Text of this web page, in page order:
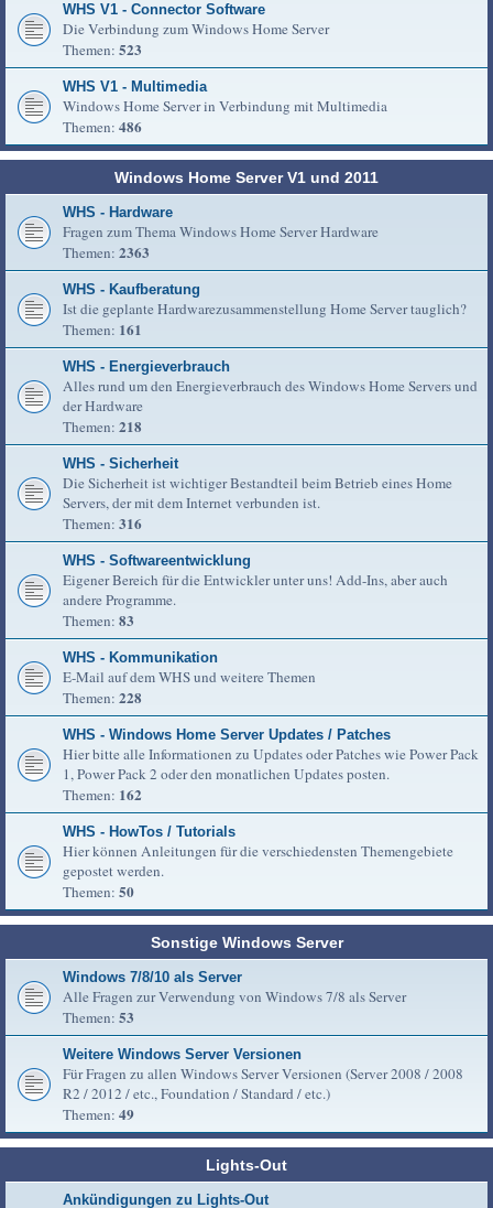
WHS V1 - Connector Software
Die Verbindung zum Windows Home Server
Themen: 523
WHS V1 - Multimedia
Windows Home Server in Verbindung mit Multimedia
Themen: 486
Windows Home Server V1 und 2011
WHS - Hardware
Fragen zum Thema Windows Home Server Hardware
Themen: 2363
WHS - Kaufberatung
Ist die geplante Hardwarezusammenstellung Home Server tauglich?
Themen: 161
WHS - Energieverbrauch
Alles rund um den Energieverbrauch des Windows Home Servers und
der Hardware
Themen: 218
WHS - Sicherheit
Die Sicherheit ist wichtiger Bestandteil beim Betrieb eines Home
Servers, der mit dem Internet verbunden ist.
Themen: 316
WHS - Softwareentwicklung
Eigener Bereich für die Entwickler unter uns! Add-Ins, aber auch
andere Programme.
Themen: 83
WHS - Kommunikation
E-Mail auf dem WHS und weitere Themen
Themen: 228
WHS - Windows Home Server Updates / Patches
Hier bitte alle Informationen zu Updates oder Patches wie Power Pack
1, Power Pack 2 oder den monatlichen Updates posten.
Themen: 162
WHS - HowTos / Tutorials
Hier können Anleitungen für die verschiedensten Themengebiete
gepostet werden.
Themen: 50
Sonstige Windows Server
Windows 7/8/10 als Server
Alle Fragen zur Verwendung von Windows 7/8 als Server
Themen: 53
Weitere Windows Server Versionen
Für Fragen zu allen Windows Server Versionen (Server 2008 / 2008
R2 / 2012 / etc., Foundation / Standard / etc.)
Themen: 49
Lights-Out
Ankündigungen zu Lights-Out